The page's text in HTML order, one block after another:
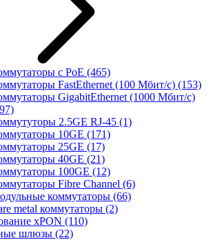
с PoE (465)
FastEthernet (100 Мбит/с) (153)
GigabitEthernet (1000 Мбит/с)
2.5GE RJ-45 (1)
10GE (171)
25GE (17)
40GE (21)
100GE (12)
Fibre Channel (6)
коммутаторы (66)
metal коммутаторы (2)
xPON (110)
шлюзы (22)